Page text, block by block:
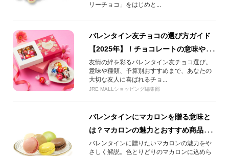
リーチョコ」をはじめと...
バレンタイン友チョコの選び方ガイド
【2025年】！チョコレートの意味や失
敗しない友チョコをご紹介
友情の絆を彩るバレンタイン友チョコ選び。
意味や種類、予算別おすすめまで、あなたの
大切な友人に喜ばれるチョ...
JRE MALLショッピング編集部
バレンタインにマカロンを贈る意味と
は？マカロンの魅力とおすすめ商品を
ご紹介！
バレンタインに贈りたいマカロンの魅力をや
さしく解説。色とりどりのマカロンに込めら